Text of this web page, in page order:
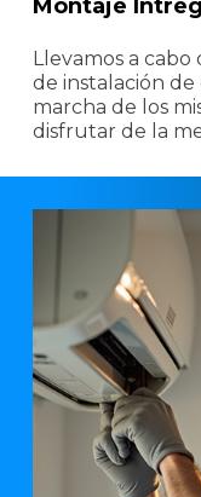
Montaje
Llevamos a
de instalación
marcha de los
disfrutar de la